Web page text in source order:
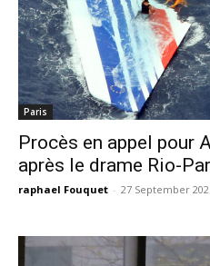
Paris
Procès en appel pour
après le drame Rio-
raphael Fouquet - 27 September